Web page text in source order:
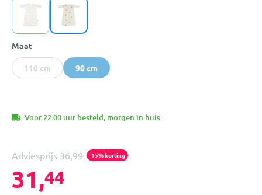
Maat
110 cm 90 cm
Voor 22:00 uur besteld, morgen in huis
Adviesprijs 36,99 -15% korting
31,44